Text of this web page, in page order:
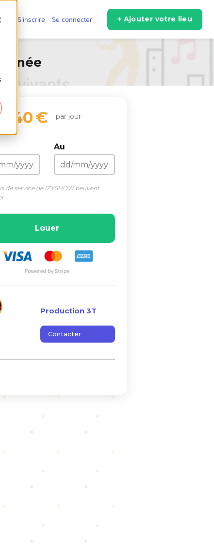
S'inscrire Se connecter + Ajouter votre lieu
€ par jour
Au
de service de IZYSHOW peuvent
Louer
Production 3T
Contacter